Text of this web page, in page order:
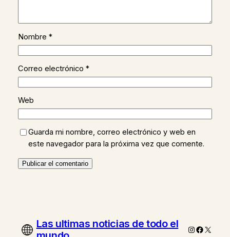
Nombre *
Correo electrónico *
Web
Guarda mi nombre, correo electrónico y web en
este navegador para la próxima vez que comente.
Las ultimas noticias de todo el
Instagram
X